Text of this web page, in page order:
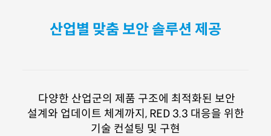
산업별 맞춤 보안 솔루션 제공
다양한 산업군의 제품 구조에 최적화된 보안
설계와 업데이트 체계까지, RED 3.3 대응을 위한
기술 컨설팅 및 구현